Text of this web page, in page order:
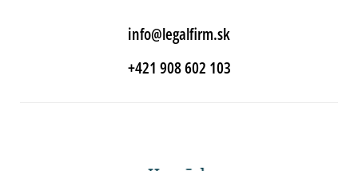
info@legalfirm.sk
+421 908 602 103